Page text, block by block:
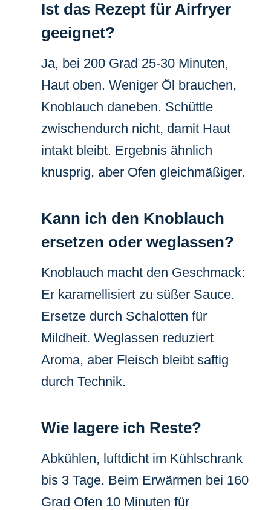
Ist das Rezept für Airfryer
geeignet?
Ja, bei 200 Grad 25-30 Minuten,
Haut oben. Weniger Öl brauchen,
Knoblauch daneben. Schüttle
zwischendurch nicht, damit Haut
intakt bleibt. Ergebnis ähnlich
knusprig, aber Ofen gleichmäßiger.
Kann ich den Knoblauch
ersetzen oder weglassen?
Knoblauch macht den Geschmack:
Er karamellisiert zu süßer Sauce.
Ersetze durch Schalotten für
Mildheit. Weglassen reduziert
Aroma, aber Fleisch bleibt saftig
durch Technik.
Wie lagere ich Reste?
Abkühlen, luftdicht im Kühlschrank
bis 3 Tage. Beim Erwärmen bei 160
Grad Ofen 10 Minuten für